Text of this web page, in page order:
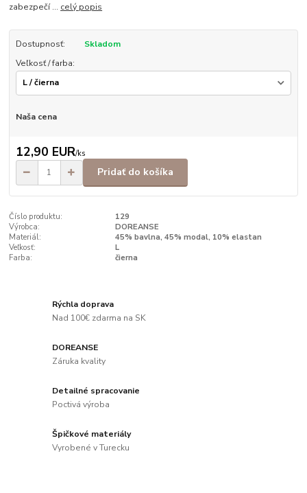
zabezpečí ... celý popis
Dostupnosť:
Skladom
Veľkosť / farba:
Naša cena
12,90 EUR/ks
Pridať do košíka
Číslo produktu:
129
Výrobca:
DOREANSE
Materiál:
45% bavlna, 45% modal, 10% elastan
Veľkosť:
L
Farba:
čierna
Rýchla doprava
Nad 100€ zdarma na SK
DOREANSE
Záruka kvality
Detailné spracovanie
Poctivá výroba
Špičkové materiály
Vyrobené v Turecku